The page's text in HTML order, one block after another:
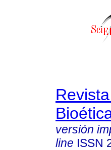
versión
line ISSN